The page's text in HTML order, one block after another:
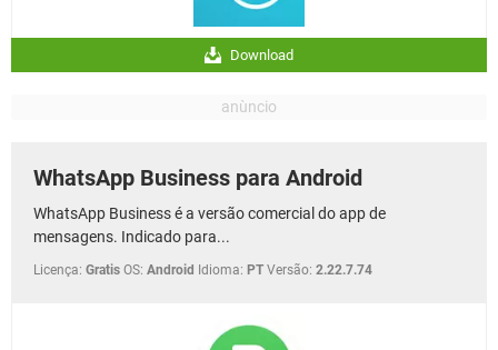
Download
WhatsApp Business para Android
WhatsApp Business é a versão comercial do app de
mensagens. Indicado para...
Licença: Gratis OS: Android Idioma: PT Versão: 2.22.7.74